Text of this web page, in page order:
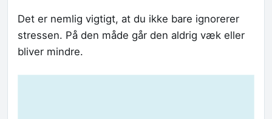
Det er nemlig vigtigt, at du ikke bare ignorerer
stressen. På den måde går den aldrig væk eller
bliver mindre.